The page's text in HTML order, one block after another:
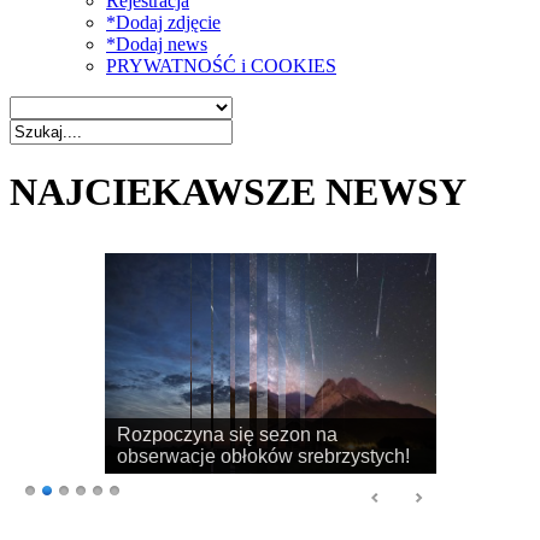
*Dodaj zdjęcie
*Dodaj news
PRYWATNOŚĆ i COOKIES
NAJCIEKAWSZE NEWSY
Rozpoczyna się sezon na
obserwacje obłoków srebrzystych!